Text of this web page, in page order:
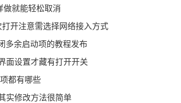
就能轻松取消
开注意需选择网络接入方式
多余启动项的教程发布
面设置才藏有打开开关
都有哪些
实修改方法很简单